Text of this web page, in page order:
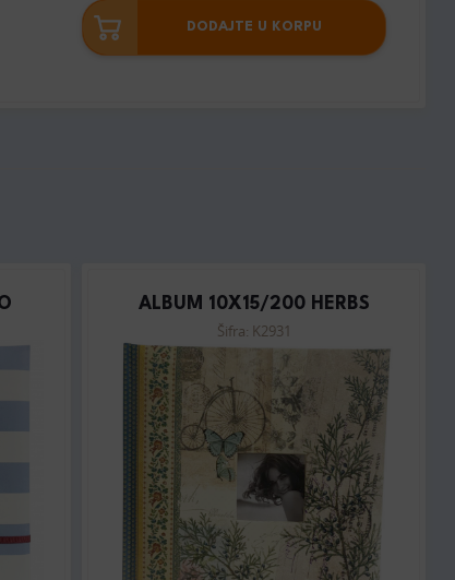
DODAJTE U KORPU
ALBUM 10X15/200 HERBS
Šifra: K2931